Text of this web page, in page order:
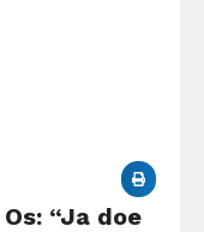
“Ja doe